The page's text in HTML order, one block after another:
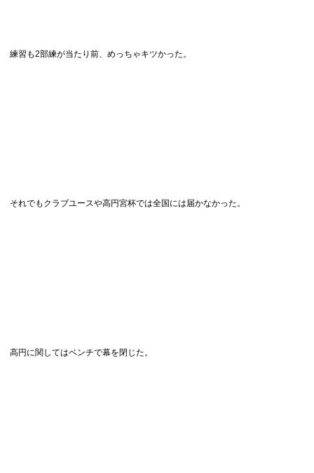
練習も2部練が当たり前、めっちゃキツかった。
それでもクラブユースや高円宮杯では全国には届かなかった。
高円に関してはベンチで幕を閉じた。